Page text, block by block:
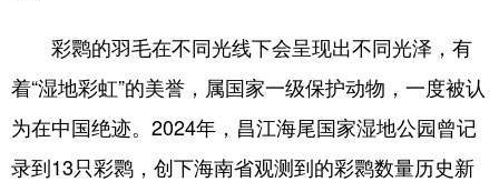
彩鹮的羽毛在不同光线下会呈现出不同光泽，有
着“湿地彩虹”的美誉，属国家一级保护动物，一度被认
为在中国绝迹。2024年，昌江海尾国家湿地公园曾记
录到13只彩鹮，创下海南省观测到的彩鹮数量历史新